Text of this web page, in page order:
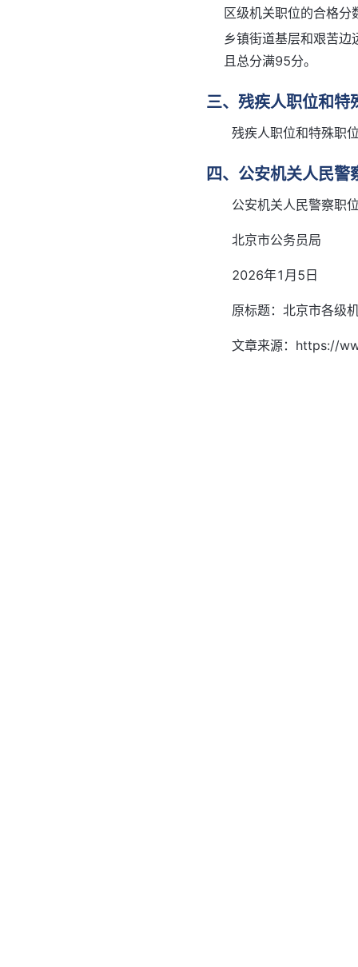
区级机关职位的合格
乡镇街道基层和艰苦
且总分满95分。
三、残疾人职位和特
残疾人职位和特殊职
四、公安机关人民警
公安机关人民警察职
北京市公务员局
2026年1月5日
原标题：北京市各级
文章来源：https://